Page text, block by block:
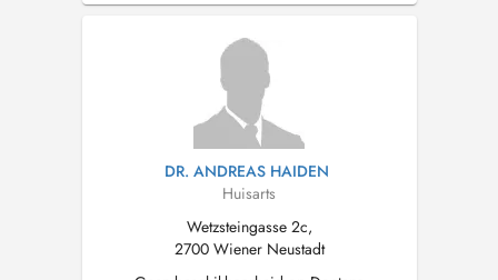
DR. ANDREAS HAIDEN
Huisarts
Wetzsteingasse 2c,
2700 Wiener Neustadt